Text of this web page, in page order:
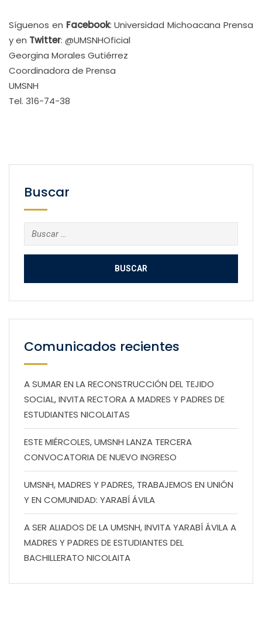
Síguenos en Facebook: Universidad Michoacana Prensa
y en Twitter: @UMSNHOficial
Georgina Morales Gutiérrez
Coordinadora de Prensa
UMSNH
Tel. 316-74-38
Buscar
Buscar:
Comunicados recientes
A SUMAR EN LA RECONSTRUCCIÓN DEL TEJIDO
SOCIAL, INVITA RECTORA A MADRES Y PADRES DE
ESTUDIANTES NICOLAITAS
ESTE MIÉRCOLES, UMSNH LANZA TERCERA
CONVOCATORIA DE NUEVO INGRESO
UMSNH, MADRES Y PADRES, TRABAJEMOS EN UNIÓN
Y EN COMUNIDAD: YARABÍ ÁVILA
A SER ALIADOS DE LA UMSNH, INVITA YARABÍ ÁVILA A
MADRES Y PADRES DE ESTUDIANTES DEL
BACHILLERATO NICOLAITA